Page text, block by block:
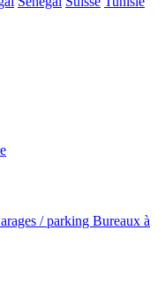
/ parking Bureaux à